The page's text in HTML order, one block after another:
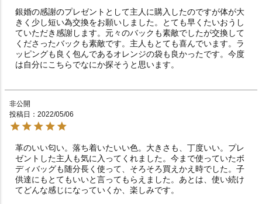
銀婚の感謝のプレゼントとして主人に購入したのですが体が大
きく少し短い為交換をお願いしました。とても早くたいおうし
ていただき感謝します。元々のバックも素敵でしたが交換して
くださったバックも素敵です。主人もとても喜んでいます。ラ
ッピングも良く包んであるオレンジの袋も良かったです。今度
は自分にこちらでなにか探そうと思います。
非公開
投稿日
2022/05/06
革のいい匂い。落ち着いたいい色。大きさも、丁度いい。プレ
ゼントした主人も気に入ってくれました。今まで使っていたボ
ディバッグも随分長く使って、そろそろ買えかえ時でした。子
供達にもとてもいいと言ってもらえました。あとは、使い続け
てどんな感じになっていくか、楽しみです。